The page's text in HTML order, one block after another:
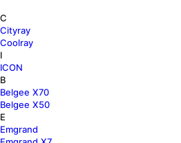
C
Cityray
Coolray
I
ICON
B
Belgee X70
Belgee X50
E
Emgrand